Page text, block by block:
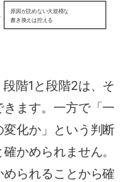
原因が読めない大規模な
書き換えは控える
階1と段階2は、そ
ます。一方で「一
化か」という判断
かめられません。
られることから確